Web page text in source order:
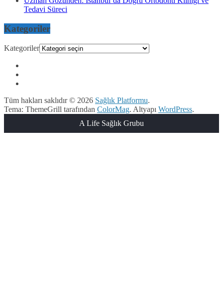
Tedavi Süreci
Kategoriler
Kategoriler
Tüm hakları saklıdır © 2026 Sağlık Platformu.
Tema: ThemeGrill tarafından ColorMag. Altyapı WordPress.
A Life Sağlık Grubu